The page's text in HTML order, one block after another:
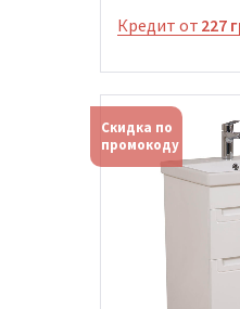
Кредит от 227
Скидка по
промокоду